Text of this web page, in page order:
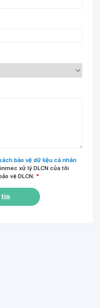
bảo vệ dữ liệu cá nhân
xử lý DLCN của tôi
vệ DLCN. *
tin